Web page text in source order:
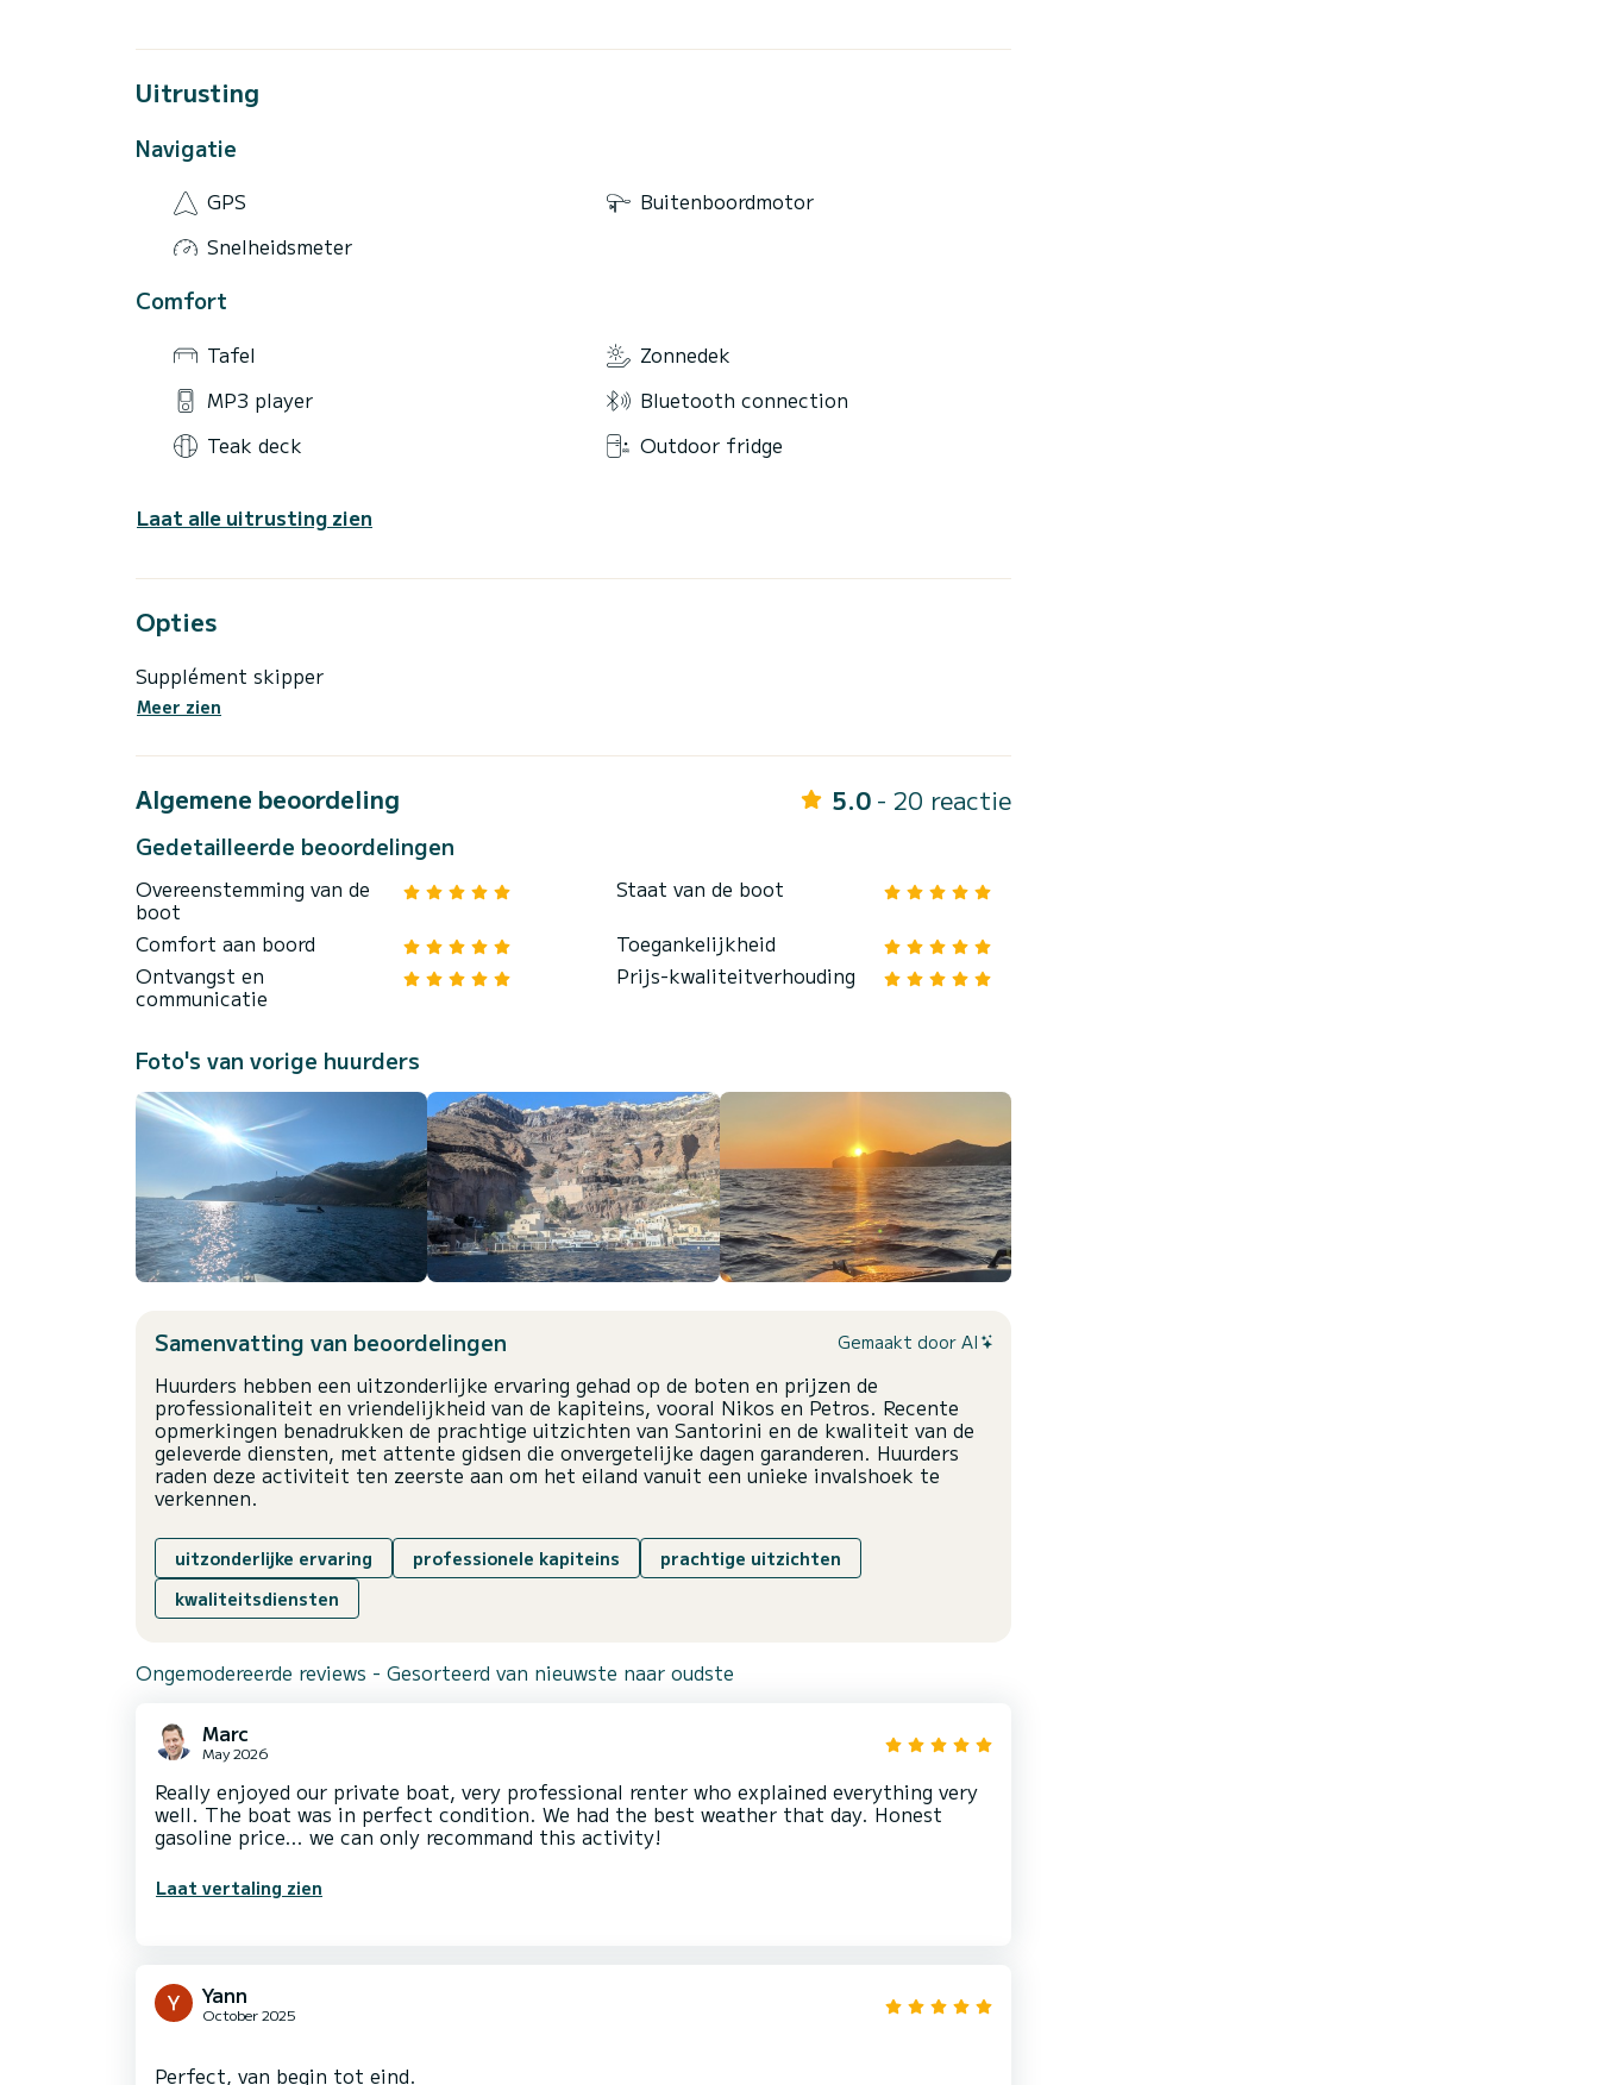
Uitrusting
Navigatie
GPS
Buitenboordmotor
Snelheidsmeter
Comfort
Tafel
Zonnedek
MP3 player
Bluetooth connection
Teak deck
Outdoor fridge
Laat alle uitrusting zien
Opties
Supplément skipper
Meer zien
Algemene beoordeling 5.0 - 20 reactie
Gedetailleerde beoordelingen
Overeenstemming van de
boot
Staat van de boot
Comfort aan boord
Toegankelijkheid
Ontvangst en
communicatie
Prijs-kwaliteitverhouding
Foto's van vorige huurders
Samenvatting van beoordelingen Gemaakt door AI
Huurders hebben een uitzonderlijke ervaring gehad op de boten en prijzen de
professionaliteit en vriendelijkheid van de kapiteins, vooral Nikos en Petros. Recente
opmerkingen benadrukken de prachtige uitzichten van Santorini en de kwaliteit van de
geleverde diensten, met attente gidsen die onvergetelijke dagen garanderen. Huurders
raden deze activiteit ten zeerste aan om het eiland vanuit een unieke invalshoek te
verkennen.
uitzonderlijke ervaring professionele kapiteins
prachtige uitzichten
kwaliteitsdiensten
Ongemodereerde reviews - Gesorteerd van nieuwste naar oudste
Marc
May 2026
Really enjoyed our private boat, very professional renter who explained everything very
well. The boat was in perfect condition. We had the best weather that day. Honest
gasoline price… we can only recommand this activity!
Laat vertaling zien
Yann
October 2025